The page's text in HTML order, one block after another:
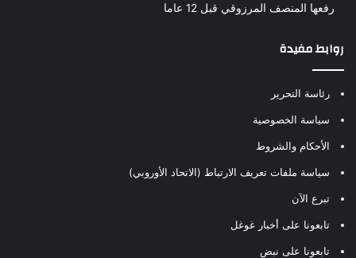
رفعها المنصف المرزوقي قبل 12 عاما
روابط مفيدة
رئاسة التحرير
سياسة الخصوصية
الأحكام والشروط
سياسة ملفات تعريف الارتباط (الاتحاد الأوروبي)
تبرع الآن
تابعونا على أخبار غوغل
تابعونا على نبض